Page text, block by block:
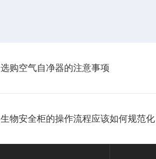
选购空气自净器的注意事项
生物安全柜的操作流程应该如何规范化